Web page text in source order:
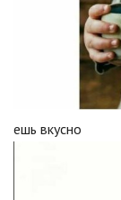
ешь вкусно